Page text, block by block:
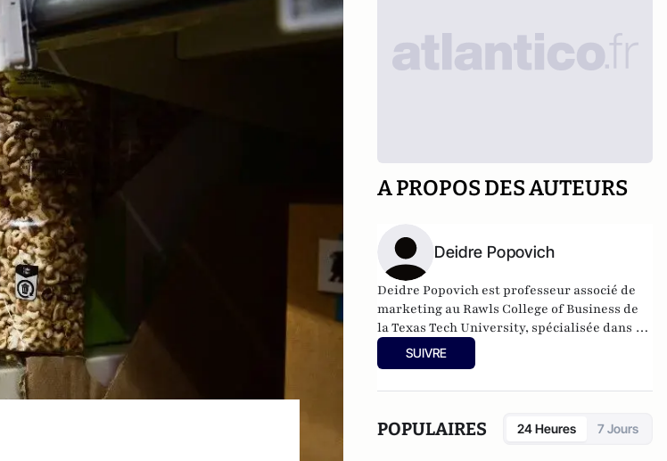
A PROPOS DES AUTEURS
Deidre Popovich
Deidre Popovich est professeur associé de
marketing au Rawls College of Business de
la Texas Tech University, spécialisée dans la
psychologie du consommateur et la prise de
décision. Ses recherches portent sur la
être, la santé et le comportement des
consommateurs.
SUIVRE
POPULAIRES 24 Heures 7 Jours